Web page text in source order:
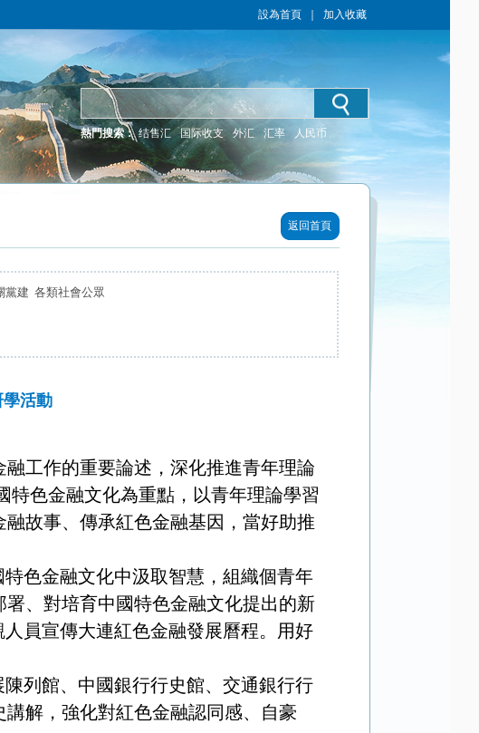
設為首頁 加入收藏
熱門搜索： 结售汇 国际收支 外汇 汇率 人民币
返回首頁
黨建 各類社會公眾
活動
工作的重要論述，深化推進青年理論
特色金融文化為重點，以青年理論學習
故事、傳承紅色金融基因，當好助推
色金融文化中汲取智慧，組織個青年
、對培育中國特色金融文化提出的新
員宣傳大連紅色金融發展曆程。用好
列館、中國銀行行史館、交通銀行行
解，強化對紅色金融認同感、自豪